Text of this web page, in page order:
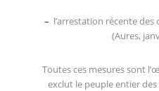
– l’arrestation récente
(Aures,
Toutes ces mesures sont
exclut le peuple entier